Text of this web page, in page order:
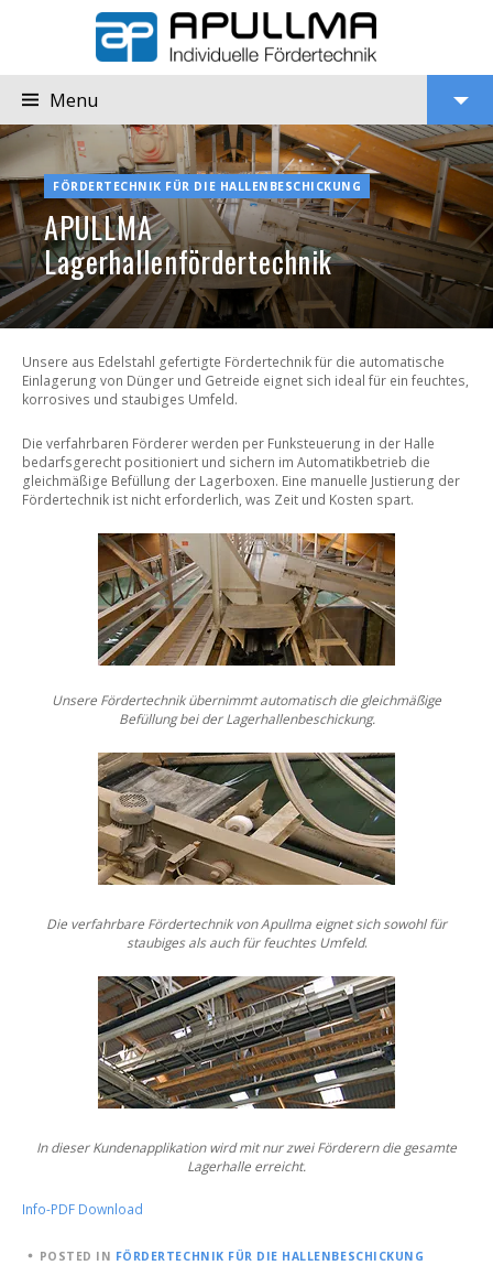
Menu
View
Widgets
APULLMA
Lagerhallenfördertechnik
FÖRDERTECHNIK FÜR DIE HALLENBESCHICKUNG
APULLMA
Lagerhallenfördertechnik
Unsere aus Edelstahl gefertigte Fördertechnik für die automatische
Einlagerung von Dünger und Getreide eignet sich ideal für ein feuchtes,
korrosives und staubiges Umfeld.
Die verfahrbaren Förderer werden per Funksteuerung in der Halle
bedarfsgerecht positioniert und sichern im Automatikbetrieb die
gleichmäßige Befüllung der Lagerboxen. Eine manuelle Justierung der
Fördertechnik ist nicht erforderlich, was Zeit und Kosten spart.
Unsere Fördertechnik übernimmt automatisch die gleichmäßige
Befüllung bei der Lagerhallenbeschickung.
Die verfahrbare Fördertechnik von Apullma eignet sichsowohl für
staubiges als auch für feuchtes Umfeld.
In dieser Kundenapplikation wird mit nur zweiFörderern die gesamte
Lagerhalle erreicht.
Info-PDF Download
POSTED
POSTED IN FÖRDERTECHNIK FÜR DIE HALLENBESCHICKUNG